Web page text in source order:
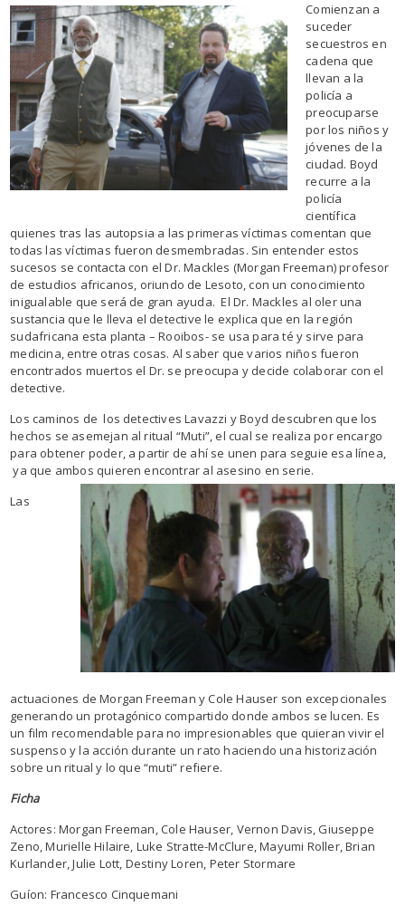
Comienzan a
suceder
secuestros en
cadena que
llevan a la
policía a
preocuparse
por los niños y
jóvenes de la
ciudad. Boyd
recurre a la
policía
científica
quienes tras las autopsia a las primeras víctimas comentan que
todas las víctimas fueron desmembradas. Sin entender estos
sucesos se contacta con el Dr. Mackles (Morgan Freeman) profesor
de estudios africanos, oriundo de Lesoto, con un conocimiento
inigualable que será de gran ayuda. El Dr. Mackles al oler una
sustancia que le lleva el detective le explica que en la región
sudafricana esta planta – Rooibos- se usa para té y sirve para
medicina, entre otras cosas. Al saber que varios niños fueron
encontrados muertos el Dr. se preocupa y decide colaborar con el
detective.
Los caminos de los detectives Lavazzi y Boyd descubren que los
hechos se asemejan al ritual “Muti”, el cual se realiza por encargo
para obtener poder, a partir de ahí se unen para seguie esa línea,
ya que ambos quieren encontrar al asesino en serie.
Las
actuaciones de Morgan Freeman y Cole Hauser son excepcionales
generando un protagónico compartido donde ambos se lucen. Es
un film recomendable para no impresionables que quieran vivir el
suspenso y la acción durante un rato haciendo una historización
sobre un ritual y lo que “muti” refiere.
Ficha
Actores: Morgan Freeman, Cole Hauser, Vernon Davis, Giuseppe
Zeno, Murielle Hilaire, Luke Stratte-McClure, Mayumi Roller, Brian
Kurlander, Julie Lott, Destiny Loren, Peter Stormare
Guíon: Francesco Cinquemani